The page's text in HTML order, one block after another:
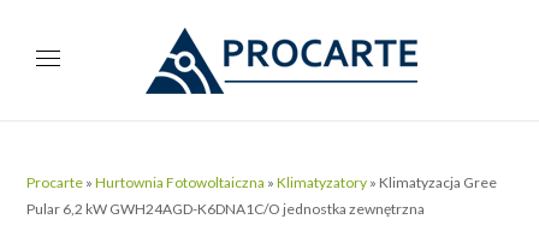
Procarte »Hurtownia Fotowoltaiczna »Klimatyzatory » Klimatyzacja Gree
Pular 6,2 kW GWH24AGD-K6DNA1C/O jednostka zewnętrzna